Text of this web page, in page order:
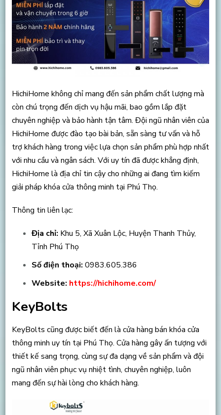
HichiHome không chỉ mang đến sản phẩm chất lượng mà
còn chú trọng đến dịch vụ hậu mãi, bao gồm lắp đặt
chuyên nghiệp và bảo hành tận tâm. Đội ngũ nhân viên của
HichiHome được đào tạo bài bản, sẵn sàng tư vấn và hỗ
trợ khách hàng trong việc lựa chọn sản phẩm phù hợp nhất
với nhu cầu và ngân sách. Với uy tín đã được khẳng định,
HichiHome là địa chỉ tin cậy cho những ai đang tìm kiếm
giải pháp khóa cửa thông minh tại Phú Thọ.
Thông tin liên lạc:
Địa chỉ: Khu 5, Xã Xuân Lộc, Huyện Thanh Thủy,
Tỉnh Phú Thọ
Số điện thoại: 0983.605.386
Website: https://hichihome.com/
KeyBolts
KeyBolts cũng được biết đến là cửa hàng bán khóa cửa
thông minh uy tín tại Phú Thọ. Cửa hàng gây ấn tượng với
thiết kế sang trọng, cùng sự đa dạng về sản phẩm và đội
ngũ nhân viên phục vụ nhiệt tình, chuyên nghiệp, luôn
mang đến sự hài lòng cho khách hàng.